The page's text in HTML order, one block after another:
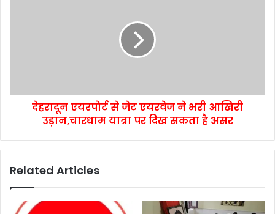
देहरादून एयरपोर्ट से जेट एयरवेज ने भरी आखिरी
उड़ान,चारधाम यात्रा पर दिख सकता है असर
Related Articles